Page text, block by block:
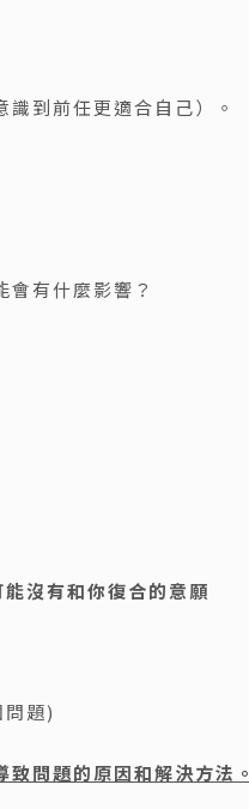
到前任更適合自己）。
有什麼影響？
沒有和你復合的意願
題)
致問題的原因和解決方法。